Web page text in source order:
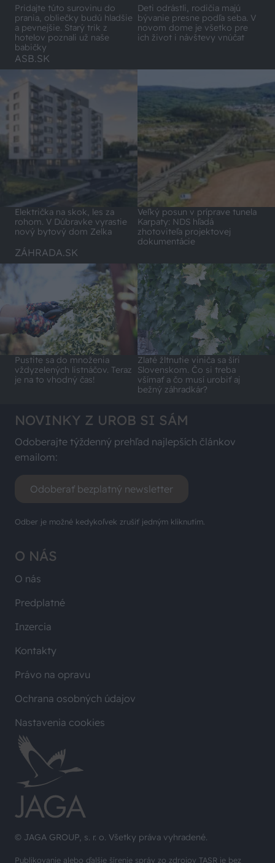
hotelov poznali už naše
babičky
bývanie presne podľa seba. V
novom dome je všetko pre
ich život i návštevy vnúčat
ASB.SK
Električka na skok, les za
rohom. V Dúbravke vyrastie
nový bytový dom Zelka
Veľký posun v príprave tunela
Karpaty: NDS hľadá
zhotoviteľa projektovej
dokumentácie
ZÁHRADA.SK
Pustite sa do množenia
vždyzelených listnáčov. Teraz
je na to vhodný čas!
Zlaté žltnutie viniča sa šíri
Slovenskom. Čo si treba
všímať a čo musí urobiť aj
bežný záhradkár?
© JAGA GROUP, s. r. o. Všetky práva vyhradené.
Publikovanie alebo ďalšie šírenie správ zo zdrojov TASR je bez
O nás
Predplatné
Inzercia
Kontakty
Právo na opravu
Ochrana osobných údajov
Nastavenia cookies
NOVINKY Z UROB SI SÁM
Odoberajte týždenný prehľad najlepších článkov
emailom: